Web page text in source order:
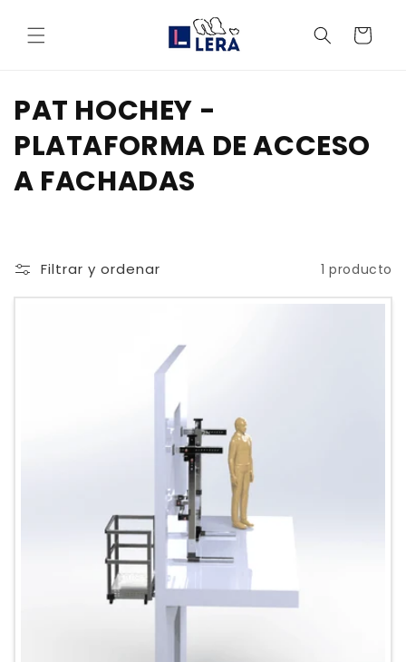
al contenido
Carrito
C
o
l
c
PAT HOCHEY -
PLATAFORMA DE ACCESO
A FACHADAS
Filtrar y ordenar 1 producto